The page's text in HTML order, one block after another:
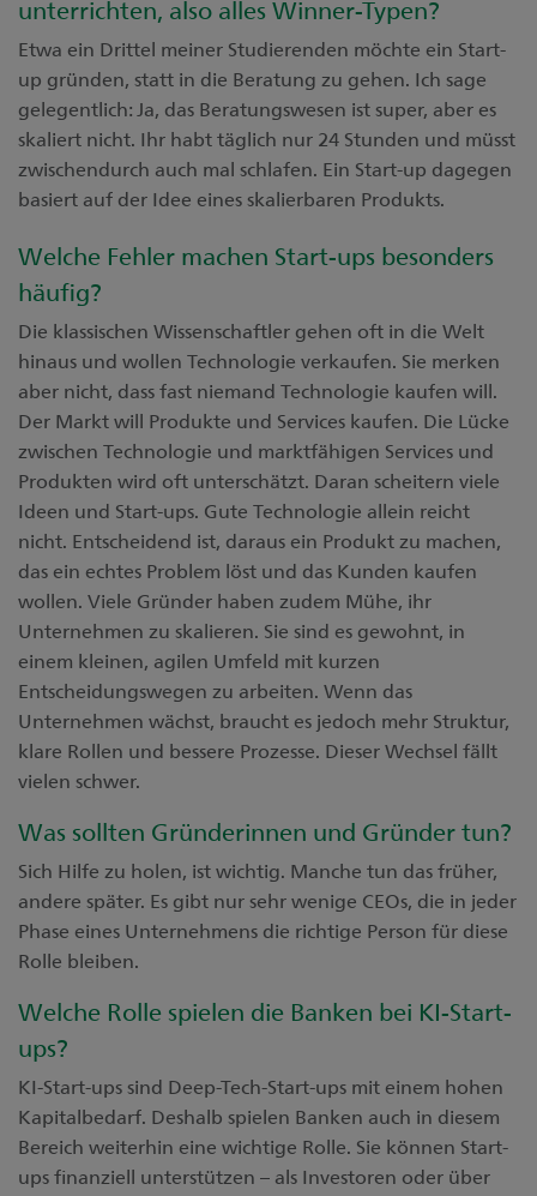
unterrichten, also alles Winner-Typen?
Etwa ein Drittel meiner Studierenden möchte ein Start-
up gründen, statt in die Beratung zu gehen. Ich sage
gelegentlich: Ja, das Beratungswesen ist super, aber es
skaliert nicht. Ihr habt täglich nur 24 Stunden und müsst
zwischendurch auch mal schlafen. Ein Start-up dagegen
basiert auf der Idee eines skalierbaren Produkts.
Welche Fehler machen Start-ups besonders
häufig?
Die klassischen Wissenschaftler gehen oft in die Welt
hinaus und wollen Technologie verkaufen. Sie merken
aber nicht, dass fast niemand Technologie kaufen will.
Der Markt will Produkte und Services kaufen. Die Lücke
zwischen Technologie und marktfähigen Services und
Produkten wird oft unterschätzt. Daran scheitern viele
Ideen und Start-ups. Gute Technologie allein reicht
nicht. Entscheidend ist, daraus ein Produkt zu machen,
das ein echtes Problem löst und das Kunden kaufen
wollen. Viele Gründer haben zudem Mühe, ihr
Unternehmen zu skalieren. Sie sind es gewohnt, in
einem kleinen, agilen Umfeld mit kurzen
Entscheidungswegen zu arbeiten. Wenn das
Unternehmen wächst, braucht es jedoch mehr Struktur,
klare Rollen und bessere Prozesse. Dieser Wechsel fällt
vielen schwer.
Was sollten Gründerinnen und Gründer tun?
Sich Hilfe zu holen, ist wichtig. Manche tun das früher,
andere später. Es gibt nur sehr wenige CEOs, die in jeder
Phase eines Unternehmens die richtige Person für diese
Rolle bleiben.
Welche Rolle spielen die Banken bei KI-Start-
ups?
KI-Start-ups sind Deep-Tech-Start-ups mit einem hohen
Kapitalbedarf. Deshalb spielen Banken auch in diesem
Bereich weiterhin eine wichtige Rolle. Sie können Start-
ups finanziell unterstützen – als Investoren oder über